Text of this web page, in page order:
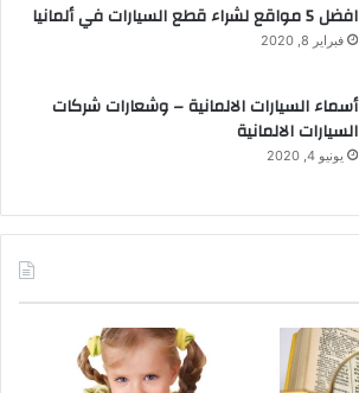
افضل 5 مواقع لشراء قطع السيارات في ألمانيا
فبراير 8, 2020
أسماء السيارات الالمانية – وشعارات شركات
السيارات الالمانية
يونيو 4, 2020